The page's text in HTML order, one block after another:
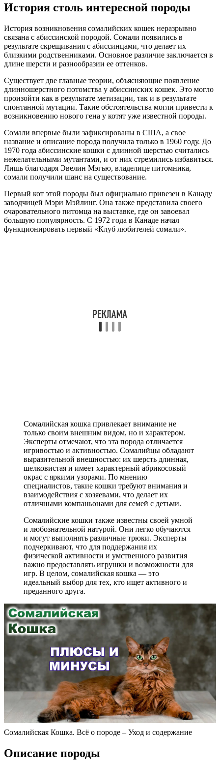
История столь интересной породы
История возникновения сомалийских кошек неразрывно
связана с абиссинской породой. Сомали появились в
результате скрещивания с абиссинцами, что делает их
близкими родственниками. Основное различие заключается в
длине шерсти и разнообразии ее оттенков.
Существует две главные теории, объясняющие появление
длинношерстного потомства у абиссинских кошек. Это могло
произойти как в результате метизации, так и в результате
спонтанной мутации. Такие обстоятельства могли привести к
возникновению нового гена у котят уже известной породы.
Сомали впервые были зафиксированы в США, а свое
название и описание порода получила только в 1960 году. До
1970 года абиссинские кошки с длинной шерстью считались
нежелательными мутантами, и от них стремились избавиться.
Лишь благодаря Эвелин Мэгью, владелице питомника,
сомали получили шанс на существование.
Первый кот этой породы был официально привезен в Канаду
заводчицей Мэри Мэйлинг. Она также представила своего
очаровательного питомца на выставке, где он завоевал
большую популярность. С 1972 года в Канаде начал
функционировать первый «Клуб любителей сомали».
Сомалийская кошка привлекает внимание не
только своим внешним видом, но и характером.
Эксперты отмечают, что эта порода отличается
игривостью и активностью. Сомалийцы обладают
выразительной внешностью: их шерсть длинная,
шелковистая и имеет характерный абрикосовый
окрас с яркими узорами. По мнению
специалистов, такие кошки требуют внимания и
взаимодействия с хозяевами, что делает их
отличными компаньонами для семей с детьми.
Сомалийские кошки также известны своей умной
и любознательной натурой. Они легко обучаются
и могут выполнять различные трюки. Эксперты
подчеркивают, что для поддержания их
физической активности и умственного развития
важно предоставлять игрушки и возможности для
игр. В целом, сомалийская кошка — это
идеальный выбор для тех, кто ищет активного и
преданного друга.
Сомалийская Кошка. Всё о породе – Уход и содержание
Описание породы